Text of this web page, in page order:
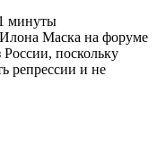
минуты
Маска на форуме
поскольку
репрессии и не